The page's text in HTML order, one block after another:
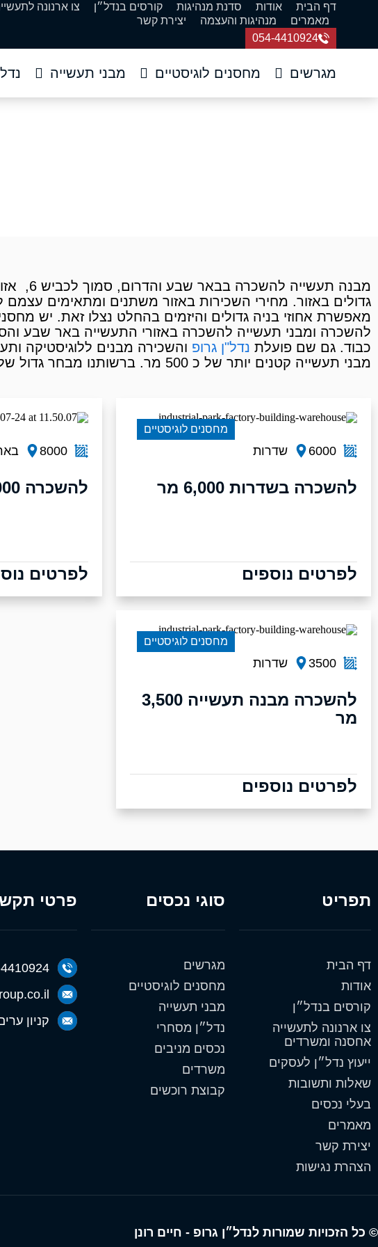
דף הבית אודות סדנת מנהיגות קורסים בנדל״ן צו ארנונה
מאמרים
מנהיגות והעצמה
יצירת קשר
054-4410924
מגרשים מחסנים לוגיסטיים מבני תעשייה
מבנה
גדולים באזור. מחירי השכירות באזור משתנים ומתאימים
מאפשרת אחוזי בניה גדולים והיזמים בהחלט נצלו זאת. יש
להשכרה ומבני תעשייה להשכרה באזורי התעשייה באר שבע
כבוד. גם שם פועלת נדל"ן גרופ
מבני תעשייה קטנים יותר של כ 500 מר. ברשותנו מבחר גדול של מבני תעשייה להשכרה בבאר שבע והדרום.
6000 שדרות
להשכרה בשדרות 6,000 מר
לפרטים נוספים
מחסנים לוגיסטיים
8000
להשכרה 8,000 מר בבאר שבע
לפרטים
3500 שדרות
להשכרה מבנה תעשייה 3,500
מר
לפרטים נוספים
מחסנים לוגיסטיים
תפריט
דף הבית
אודות
קורסים בנדל״ן
צו ארנונה לתעשייה
אחסנה ומשרדים
ייעוץ נדל״ן לעסקים
שאלות ותשובות
בעלי נכסים
מאמרים
יצירת קשר
הצהרת נגישות
סוגי נכסים
מגרשים
מחסנים לוגיסטיים
מבני תעשייה
נדל״ן מסחרי
נכסים מניבים
משרדים
קבוצת רוכשים
פרטי
קניון
© כל הזכויות שמורות לנדל״ן גרופ - חיים רונן